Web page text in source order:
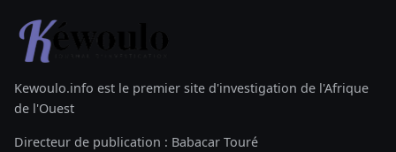
Kewoulo.info est le premier site d'investigation de l'Afrique
de l'Ouest
Directeur de publication : Babacar Touré